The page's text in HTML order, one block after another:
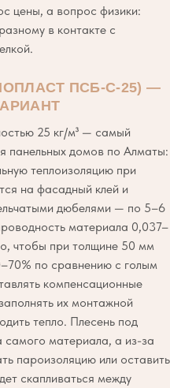
цены, а вопрос физики:
в контакте с
ПСБ-С-25) —
25 кг/м³ — самый
панельных домов по Алматы:
теплоизоляцию при
на фасадный клей и
дюбелями — по 5–6
материала 0,037–
чтобы при толщине 50 мм
по сравнению с голым
компенсационные
их монтажной
тепло. Плесень под
самого материала, а из-за
пароизоляцию или оставить
скапливаться между